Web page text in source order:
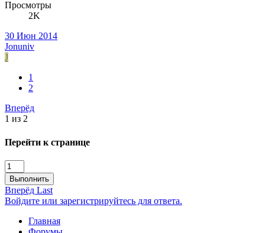
Просмотры
2K
30 Июн 2014
Jonuniv
J
1
2
Вперёд
1 из 2
Перейти к странице
Выполнить
Вперёд Last
Войдите или зарегистрируйтесь для ответа.
Главная